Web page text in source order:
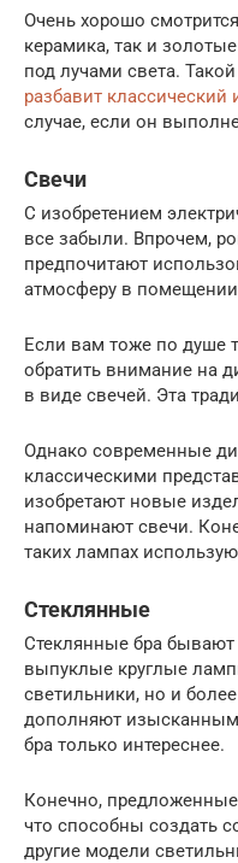
Очень хорошо
керамика, так и
под лучами света. Такой
разбавит классический
случае, если он
Свечи
С изобретением
все забыли. Впрочем,
предпочитают
атмосферу в
Если вам тоже по душе
обратить внимание на
в виде свечей. Эта
Однако современные
классическими
изобретают новые
напоминают свечи.
таких лампах
Стеклянные
Стеклянные бра
выпуклые круглые
светильники, но и
дополняют
бра только интереснее.
Конечно,
что способны создать
другие модели